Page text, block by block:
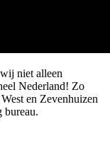
niet alleen
Nederland! Zo
en Zevenhuizen
bureau.